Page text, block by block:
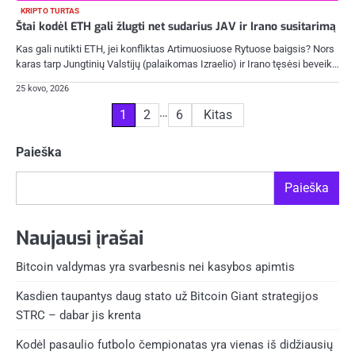
KRIPTO TURTAS
Štai kodėl ETH gali žlugti net sudarius JAV ir Irano susitarimą
Kas gali nutikti ETH, jei konfliktas Artimuosiuose Rytuose baigsis? Nors
karas tarp Jungtinių Valstijų (palaikomas Izraelio) ir Irano tęsėsi beveik…
25 kovo, 2026
puslapiavimas
1 2 … 6 Kitas
Paieška
Paieška
Naujausi įrašai
Bitcoin valdymas yra svarbesnis nei kasybos apimtis
Kasdien taupantys daug stato už Bitcoin Giant strategijos
STRC – dabar jis krenta
Kodėl pasaulio futbolo čempionatas yra vienas iš didžiausių